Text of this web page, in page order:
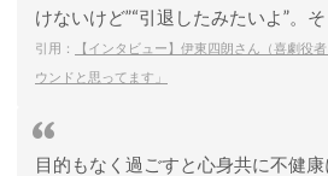
けないけど”“引退したみたいよ”。
引用：
【インタビュー】伊東四朗さん（喜劇役
ウンドと思ってます」
目的もなく過ごすと心身共に不健